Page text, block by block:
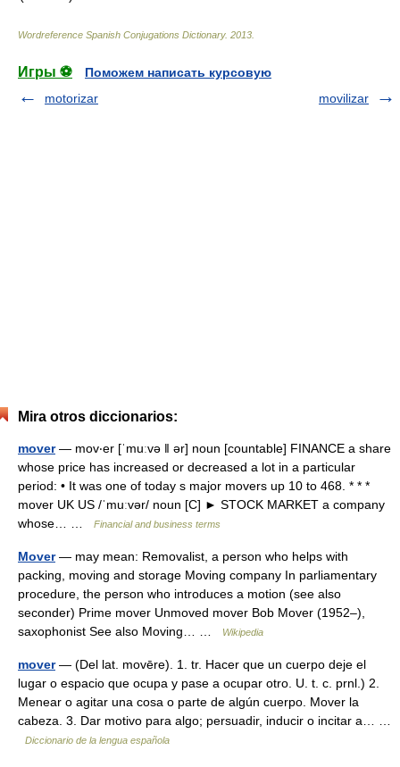
Wordreference Spanish Conjugations Dictionary. 2013
Игры ⚽
Поможем написать курсовую
motorizar
movilizar
Mira otros diccionarios:
mover— mov‧er [ˈmuːvə ǁ ər] noun [countable] FINANCE a share
whose price has increased or decreased a lot in a particular
period: • It was one of today s major movers up 10 to 468. * * *
mover UK US /ˈmuːvər/ noun [C] ► STOCK MARKET a company
whose… …
Financial and business terms
Mover— may mean: Removalist, a person who helps with
packing, moving and storage Moving company In parliamentary
procedure, the person who introduces a motion (see also
seconder) Prime mover Unmoved mover Bob Mover (1952–),
saxophonist See also Moving… …
Wikipedia
mover— (Del lat. movēre). 1. tr. Hacer que un cuerpo deje el
lugar o espacio que ocupa y pase a ocupar otro. U. t. c. prnl.) 2.
Menear o agitar una cosa o parte de algún cuerpo. Mover la
cabeza. 3. Dar motivo para algo; persuadir, inducir o incitar a… …
Diccionario de la lengua española